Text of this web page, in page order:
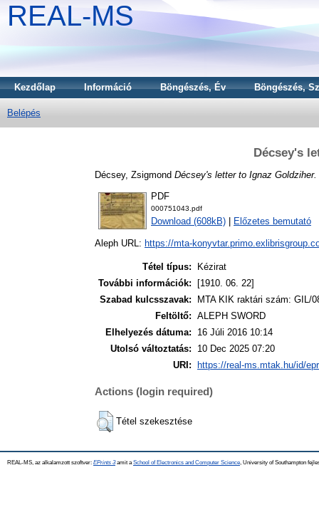
REAL-MS
Kezdőlap Információ Böngészés, Év Böngészés,
Belépés
Décsey's
Décsey, Zsigmond Décsey's letter to Ignaz Goldziher.
PDF
000751043.pdf
Download (608kB) Előzetes bemutató
Aleph URL: https://mta-
Tétel típus:
Kézirat
További információk:
[1910. 06. 22]
Szabad kulcsszavak:
MTA KIK raktári szám: GIL/
Feltöltő: ALEPH SWORD
Elhelyezés dátuma:
16 Júli 2016 10:14
Utolsó változtatás:
10 Dec 2025 07:20
URI:
https://real-ms.mtak.hu/id/
Actions (login required)
Tétel szekesztése
REAL-MS, az alkalamzott szoftver: EPrints 3amit a School of Electronics and Computer Science , University of Southampton